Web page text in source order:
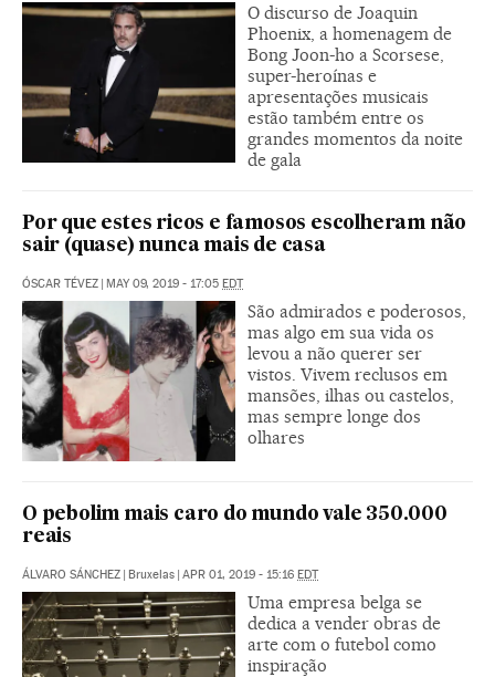
O discurso de Joaquin
Phoenix, a homenagem de
Bong Joon-ho a Scorsese,
super-heroínas e
apresentações musicais
estão também entre os
grandes momentos da noite
de gala
Por que estes ricos e famosos escolheram não
sair (quase) nunca mais de casa
ÓSCAR TÉVEZ | MAY 09, 2019 - 17:05 EDT
São admirados e poderosos,
mas algo em sua vida os
levou a não querer ser
vistos. Vivem reclusos em
mansões, ilhas ou castelos,
mas sempre longe dos
olhares
O pebolim mais caro do mundo vale 350.000
reais
ÁLVARO SÁNCHEZ | Bruxelas | APR 01, 2019 - 15:16 EDT
Uma empresa belga se
dedica a vender obras de
arte com o futebol como
inspiração